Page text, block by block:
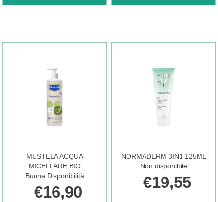
MUSTELA ACQUA
MICELLARE BIO
Buona Disponibilità
€16,90
NORMADERM 3IN1 125ML
Non disponibile
€19,55